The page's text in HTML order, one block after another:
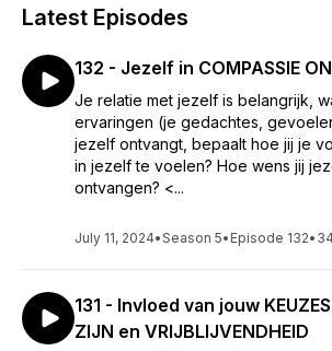
Latest Episodes
132 - Jezelf in COMPASSIE
Je relatie met jezelf is belangrijk,
ervaringen (je gedachtes,
jezelf ontvangt, bepaalt hoe jij je
in jezelf te voelen? Hoe wens jij
ontvangen? <...
July 11, 2024•Season 5• Episode 132•
131 - Invloed van jouw
ZIJN en VRIJBLIJVENDHEID